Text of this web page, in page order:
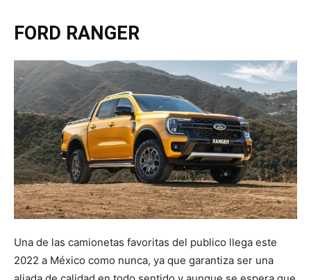
FORD RANGER
Una de las camionetas favoritas del publico llega este
2022 a México como nunca, ya que garantiza ser una